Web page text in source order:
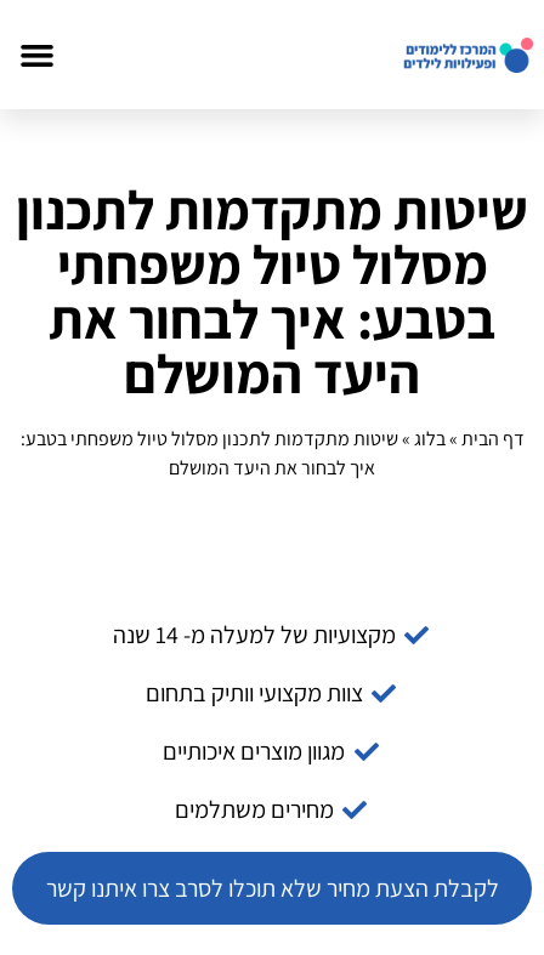
שיטות מתקדמות לתכנון
מסלול טיול משפחתי
בטבע: איך לבחור את
היעד המושלם
דף הבית»בלוג»שיטות מתקדמות לתכנון מסלול טיול משפחתי בטבע:
איך לבחור את היעד המושלם
מקצועיות של למעלה מ- 14 שנה
צוות מקצועי וותיק בתחום
מגוון מוצרים איכותיים
מחירים משתלמים
לקבלת הצעת מחיר שלא תוכלו לסרב צרו איתנו קשר